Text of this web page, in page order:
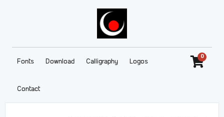
Fonts Download Calligraphy Logos
Contact
0